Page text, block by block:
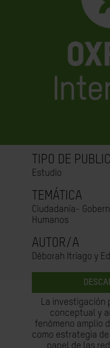
TIPO DE
Estudio
TEMÁTICA
Ciudadanía-
Humanos
AUTOR/A
Déborah Itriago y
La investigación
conceptual y
fenómeno amplio
como estrategia
papel de las